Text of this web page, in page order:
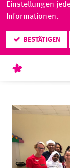
Einstellungen
Informationen.
BESTÄTIGEN